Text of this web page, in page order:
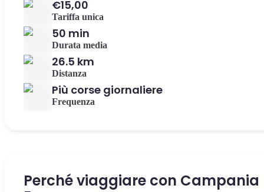
€15,00
Tariffa unica
50 min
Durata media
26.5 km
Distanza
Più corse giornaliere
Frequenza
Perché viaggiare con Campania